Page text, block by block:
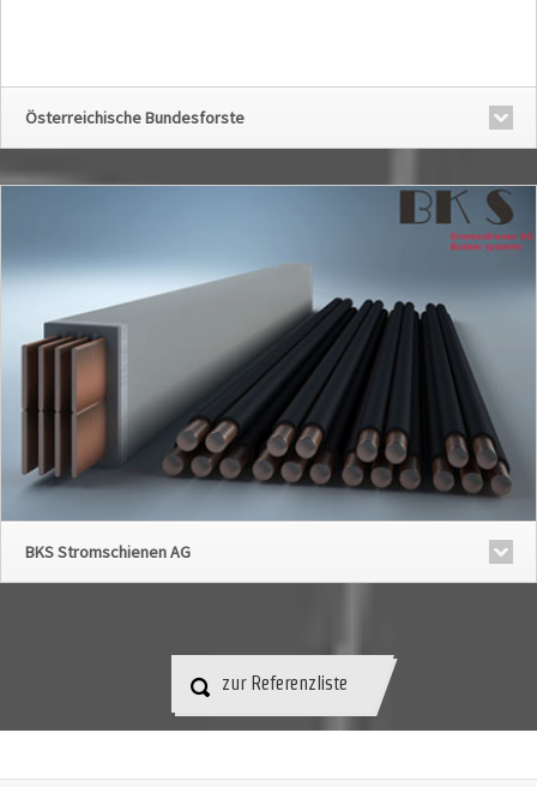
Österreichische Bundesforste
BKS Stromschienen AG
zur Referenzliste